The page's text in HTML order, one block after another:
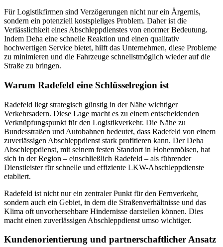
Für Logistikfirmen sind Verzögerungen nicht nur ein Ärgernis,
sondern ein potenziell kostspieliges Problem. Daher ist die
Verlässlichkeit eines Abschleppdienstes von enormer Bedeutung.
Indem Deha eine schnelle Reaktion und einen qualitativ
hochwertigen Service bietet, hilft das Unternehmen, diese Probleme
zu minimieren und die Fahrzeuge schnellstmöglich wieder auf die
Straße zu bringen.
Warum Radefeld eine Schlüsselregion ist
Radefeld liegt strategisch günstig in der Nähe wichtiger
Verkehrsadern. Diese Lage macht es zu einem entscheidenden
Verknüpfungspunkt für den Logistikverkehr. Die Nähe zu
Bundesstraßen und Autobahnen bedeutet, dass Radefeld von einem
zuverlässigen Abschleppdienst stark profitieren kann. Der Deha
Abschleppdienst, mit seinem festen Standort in Hohenmölsen, hat
sich in der Region – einschließlich Radefeld – als führender
Dienstleister für schnelle und effiziente LKW-Abschleppdienste
etabliert.
Radefeld ist nicht nur ein zentraler Punkt für den Fernverkehr,
sondern auch ein Gebiet, in dem die Straßenverhältnisse und das
Klima oft unvorhersehbare Hindernisse darstellen können. Dies
macht einen zuverlässigen Abschleppdienst umso wichtiger.
Kundenorientierung und partnerschaftlicher Ansatz